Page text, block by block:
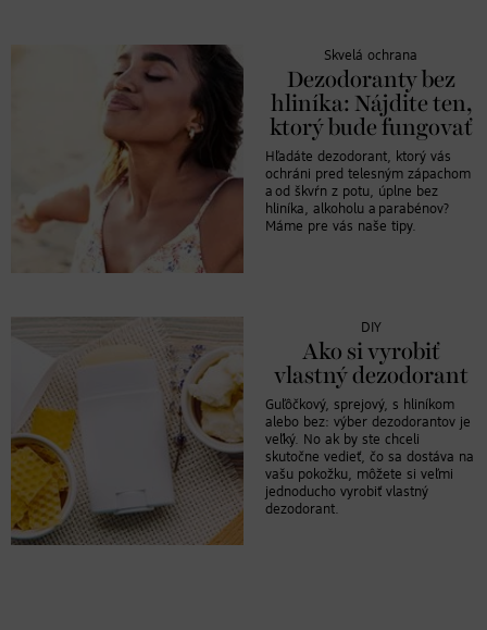
Skvelá ochrana
Dezodoranty bez
hliníka: Nájdite ten,
ktorý bude fungovať
Hľadáte dezodorant, ktorý vás
ochráni pred telesným zápachom
a od škvŕn z potu, úplne bez
hliníka, alkoholu a parabénov?
Máme pre vás naše tipy.
DIY
Ako si vyrobiť
vlastný dezodorant
Guľôčkový, sprejový, s hliníkom
alebo bez: výber dezodorantov je
veľký. No ak by ste chceli
skutočne vedieť, čo sa dostáva na
vašu pokožku, môžete si veľmi
jednoducho vyrobiť vlastný
dezodorant.